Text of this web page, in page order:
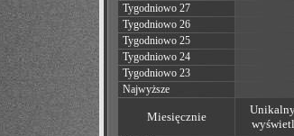
Tygodniowo 27
Tygodniowo 26
Tygodniowo 25
Tygodniowo 24
Tygodniowo 23
Najwyższe
Miesięcznie